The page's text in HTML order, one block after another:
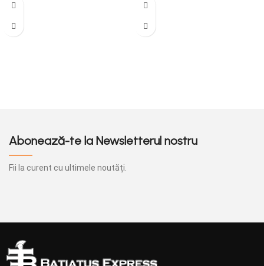
personalizate sunt solutia ideala
personalizate sunt solutia ideala
Abonează-te la Newsletterul nostru
Fii la curent cu ultimele noutăți.